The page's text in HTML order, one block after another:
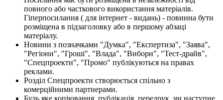
повного або часткового використання матеріалів.
Гіперпосилання ( для інтернет - видань) - повинна бути
розміщена в підзаголовку або в першому абзаці
матеріалу.
Новини з позначками "Думка", "Експертиза", "Заява",
"Регіони", "Гроші", "Влада", "Вибори", "Тест-драйв",
"Спецпроекти", "Промо" публікуються на правах
реклами.
Розділ Спецпроекти створюється спільно з
комерційними партнерами.
Будь яке копіювання, публікація, передрук, чи наступне